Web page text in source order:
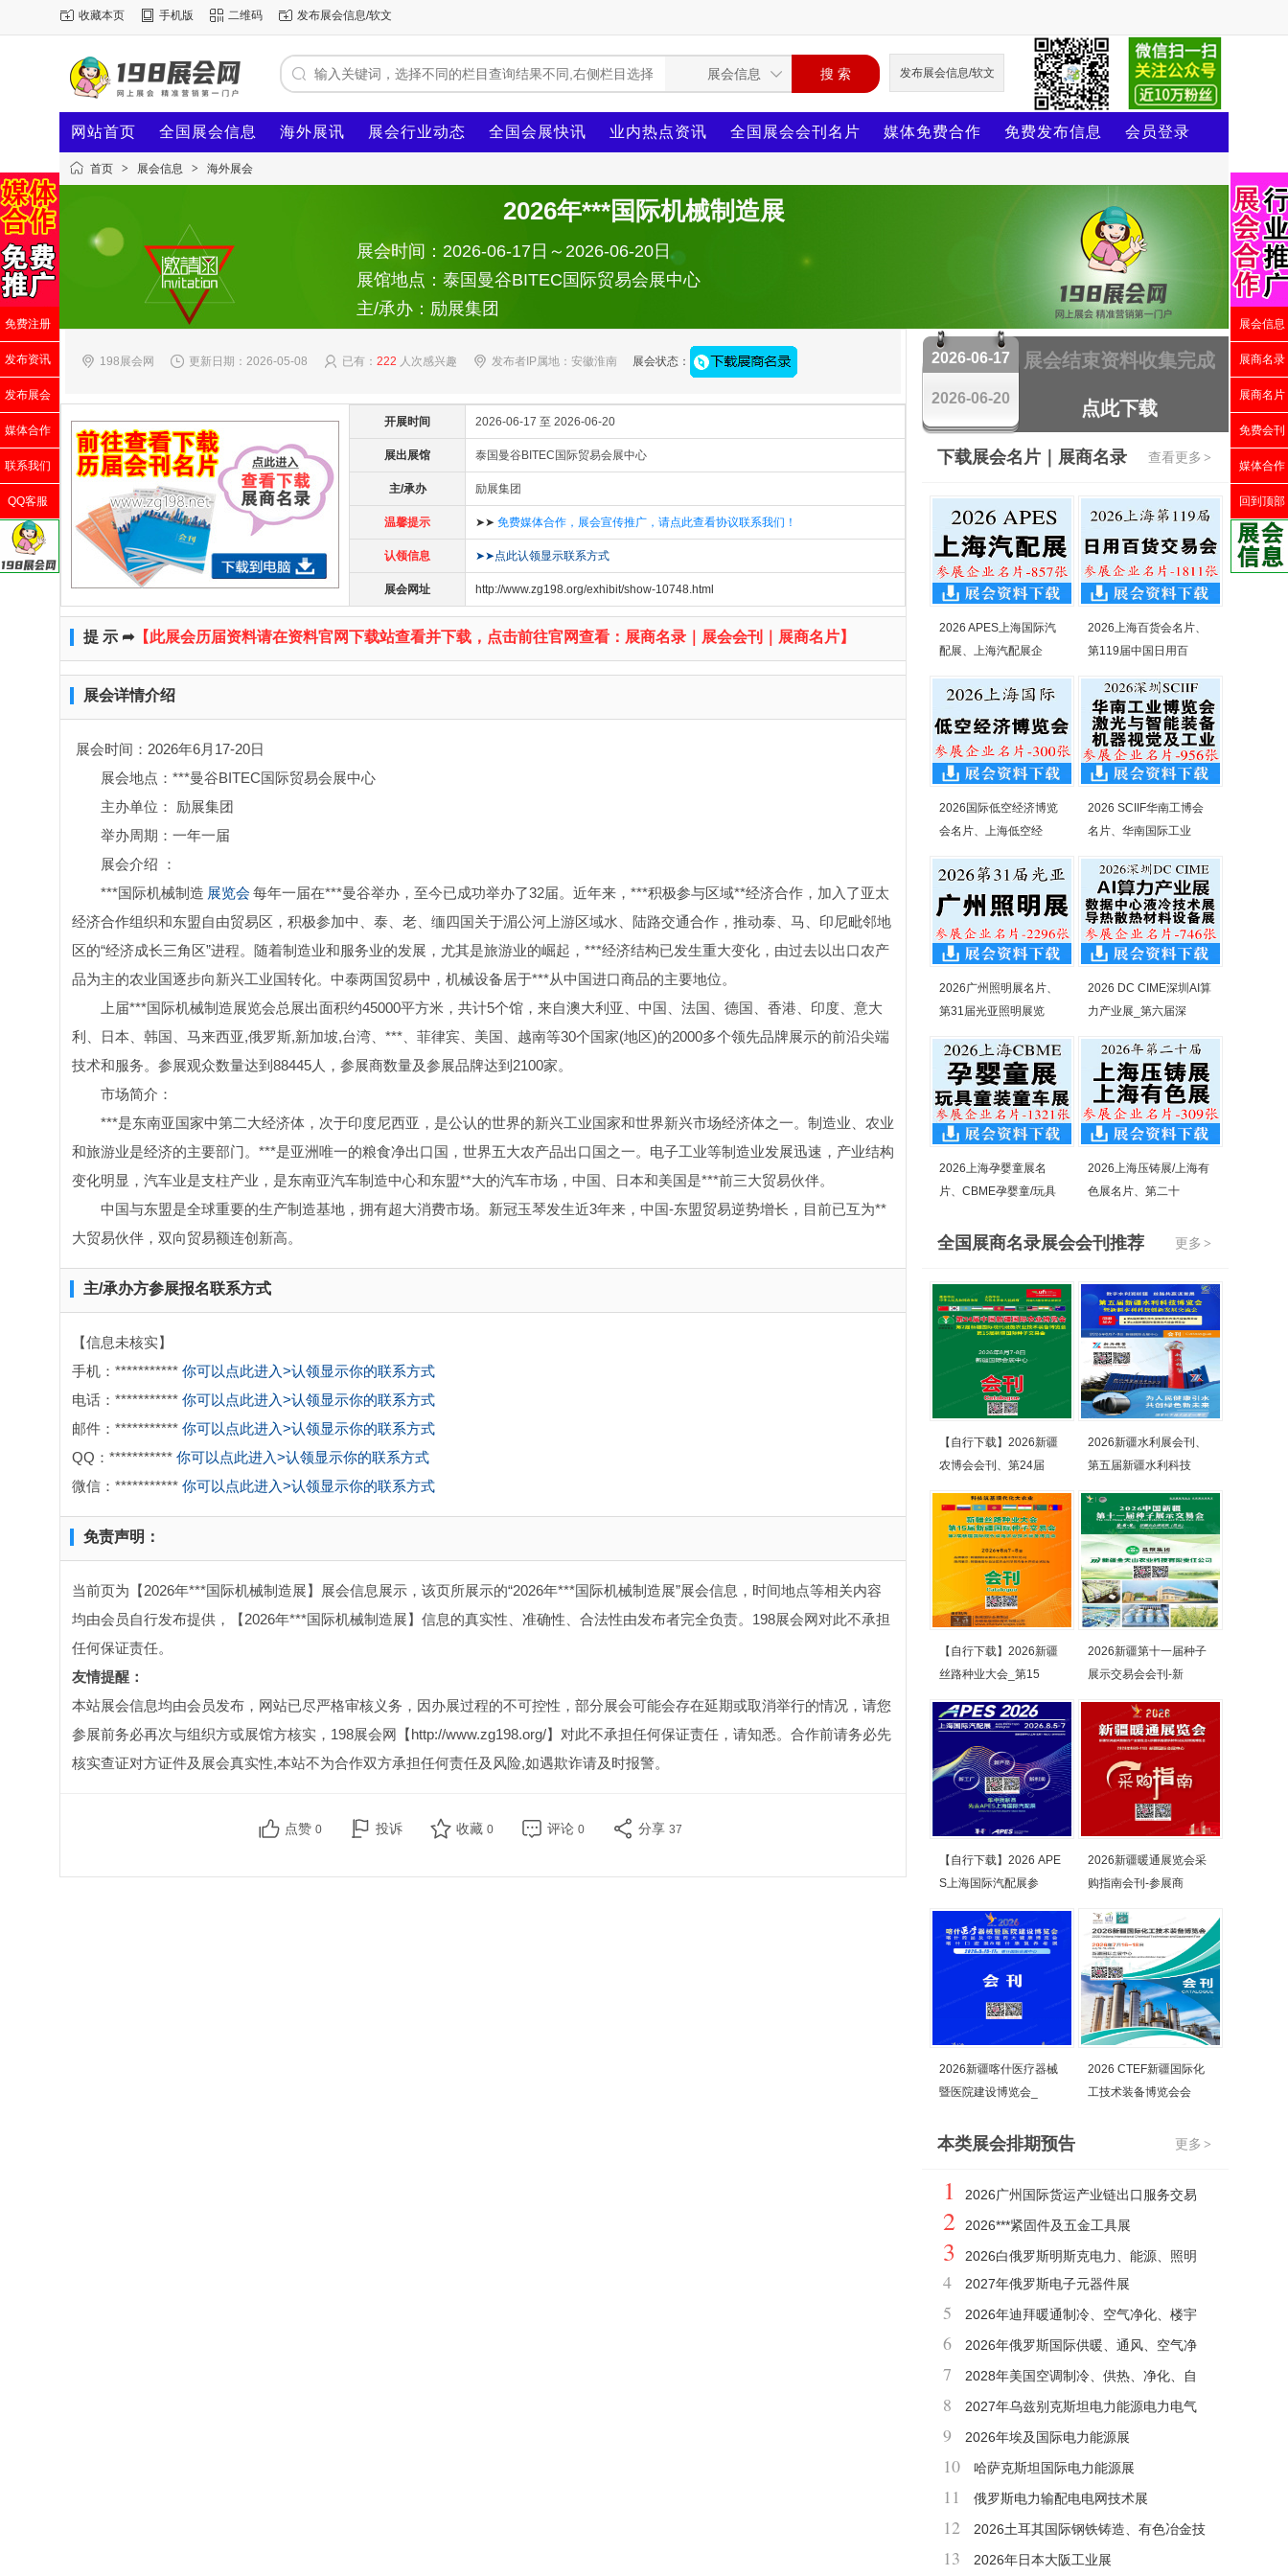
收藏本页 手机版 二维码 发布展会信息/软文
发布展会信息/软文
网站首页 全国展会信息 海外展讯 展会行业动态 全国会展快讯 业内热点资讯 全国展会会刊名片 媒体免费合作 免费发布信息 会员登录
首页 > 展会信息 > 海外展会
2026年***国际机械制造展
展会时间：2026-06-17日～2026-06-20日
展馆地点：泰国曼谷BITEC国际贸易会展中心
主/承办：励展集团
198展会网 更新日期：2026-05-08 已有： 222 人次感兴趣 发布者IP属地：安徽淮南 展会状态：
开展时间 2026-06-17 至 2026-06-20
展出展馆 泰国曼谷BITEC国际贸易会展中心
主/承办 励展集团
温馨提示 ➤➤ 免费媒体合作，展会宣传推广，请点此查看协议联系我们！
认领信息 ➤➤点此认领显示联系方式
展会网址 http://www.zg198.org/exhibit/show-10748.html
提 示 ➦【此展会历届资料请在资料官网下载站查看并下载，点击前往官网查看：展商名录｜展会会刊｜展商名片】
展会详情介绍
展会时间：2026年6月17-20日
展会地点：***曼谷BITEC国际贸易会展中心
主办单位： 励展集团
举办周期：一年一届
展会介绍 ：
***国际机械制造 展览会 每年一届在***曼谷举办，至今已成功举办了32届。近年来，***积极参与区域**经济合作，加入了亚太
经济合作组织和东盟自由贸易区，积极参加中、泰、老、缅四国关于湄公河上游区域水、陆路交通合作，推动泰、马、印尼毗邻地
区的“经济成长三角区”进程。随着制造业和服务业的发展，尤其是旅游业的崛起，***经济结构已发生重大变化，由过去以出口农产
品为主的农业国逐步向新兴工业国转化。中泰两国贸易中，机械设备居于***从中国进口商品的主要地位。
上届***国际机械制造展览会总展出面积约45000平方米，共计5个馆，来自澳大利亚、中国、法国、德国、香港、印度、意大
利、日本、韩国、马来西亚,俄罗斯,新加坡,台湾、***、菲律宾、美国、越南等30个国家(地区)的2000多个领先品牌展示的前沿尖端
技术和服务。参展观众数量达到88445人，参展商数量及参展品牌达到2100家。
市场简介：
***是东南亚国家中第二大经济体，次于印度尼西亚，是公认的世界的新兴工业国家和世界新兴市场经济体之一。制造业、农业
和旅游业是经济的主要部门。***是亚洲唯一的粮食净出口国，世界五大农产品出口国之一。电子工业等制造业发展迅速，产业结构
变化明显，汽车业是支柱产业，是东南亚汽车制造中心和东盟**大的汽车市场，中国、日本和美国是***前三大贸易伙伴。
中国与东盟是全球重要的生产制造基地，拥有超大消费市场。新冠玉琴发生近3年来，中国-东盟贸易逆势增长，目前已互为**
大贸易伙伴，双向贸易额连创新高。
主/承办方参展报名联系方式
【信息未核实】
手机：*********** 你可以点此进入>认领显示你的联系方式
电话：*********** 你可以点此进入>认领显示你的联系方式
邮件：*********** 你可以点此进入>认领显示你的联系方式
QQ：*********** 你可以点此进入>认领显示你的联系方式
微信：*********** 你可以点此进入>认领显示你的联系方式
免责声明：
当前页为【2026年***国际机械制造展】展会信息展示，该页所展示的“2026年***国际机械制造展”展会信息，时间地点等相关内容
均由会员自行发布提供，【2026年***国际机械制造展】信息的真实性、准确性、合法性由发布者完全负责。198展会网对此不承担
任何保证责任。
友情提醒：
本站展会信息均由会员发布，网站已尽严格审核义务，因办展过程的不可控性，部分展会可能会存在延期或取消举行的情况，请您
参展前务必再次与组织方或展馆方核实，198展会网【http://www.zg198.org/】对此不承担任何保证责任，请知悉。合作前请务必先
核实查证对方证件及展会真实性,本站不为合作双方承担任何责任及风险,如遇欺诈请及时报警。
点赞 0 投诉 收藏 0 评论 0 分享 37
2026-06-17
2026-06-20
展会结束资料收集完成
点此下载
查看更多 >
下载展会名片｜展商名录
2026 APES上海国际汽
配展、上海汽配展企
2026上海百货会名片、
第119届中国日用百
2026国际低空经济博览
会名片、上海低空经
2026 SCIIF华南工博会
名片、华南国际工业
2026广州照明展名片、
第31届光亚照明展览
2026 DC CIME深圳AI算
力产业展_第六届深
2026上海孕婴童展名
片、CBME孕婴童/玩具
2026上海压铸展/上海有
色展名片、第二十
更多 >
全国展商名录展会会刊推荐
【自行下载】2026新疆
农博会会刊、第24届
2026新疆水利展会刊、
第五届新疆水利科技
【自行下载】2026新疆
丝路种业大会_第15
2026新疆第十一届种子
展示交易会会刊-新
【自行下载】2026 APE
S上海国际汽配展参
2026新疆暖通展览会采
购指南会刊-参展商
2026新疆喀什医疗器械
暨医院建设博览会_
2026 CTEF新疆国际化
工技术装备博览会会
更多 >
本类展会排期预告
1
2026广州国际货运产业链出口服务交易
会
2 2026***紧固件及五金工具展
3
2026白俄罗斯明斯克电力、能源、照明
展
4 2027年俄罗斯电子元器件展
5
2026年迪拜暖通制冷、空气净化、楼宇
自控、建材展BIG5
6
2026年俄罗斯国际供暖、通风、空气净
化及空调环保展
7
2028年美国空调制冷、供热、净化、自
控、仪表展AHR
8
2027年乌兹别克斯坦电力能源电力电气
工程及照明展
9 2026年埃及国际电力能源展
10 哈萨克斯坦国际电力能源展
11 俄罗斯电力输配电电网技术展
12
2026土耳其国际钢铁铸造、有色冶金技
术、机械及产品展览会
13 2026年日本大阪工业展
免费注册
发布资讯
发布展会
媒体合作
联系我们
QQ客服
展会信息
展商名录
展商名片
免费会刊
媒体合作
回到顶部